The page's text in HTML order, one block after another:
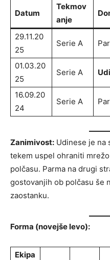
Datum
Tekmov
anje
29.11.20
25
Serie A
01.03.20
25
Serie A
16.09.20
24
Serie A
Zanimivost: Udinese je na
tekem uspel ohraniti
polčasu. Parma na drugi
gostovanjih ob polčasu še
zaostanku.
Forma (novejše levo):
Ekipa